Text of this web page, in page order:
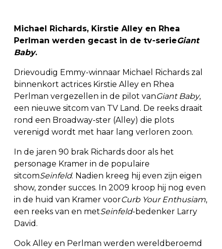
Michael Richards, Kirstie Alley en Rhea
Perlman werden gecast in de tv-serieGiant
Baby.
Drievoudig Emmy-winnaar Michael Richards zal
binnenkort actrices Kirstie Alley en Rhea
Perlman vergezellen in de pilot vanGiant Baby,
een nieuwe sitcom van TV Land. De reeks draait
rond een Broadway-ster (Alley) die plots
verenigd wordt met haar lang verloren zoon.
In de jaren 90 brak Richards door als het
personage Kramer in de populaire
sitcomSeinfeld. Nadien kreeg hij even zijn eigen
show, zonder succes. In 2009 kroop hij nog even
in de huid van Kramer voorCurb Your Enthusiam,
een reeks van en metSeinfeld-bedenker Larry
David.
Ook Alley en Perlman werden wereldberoemd